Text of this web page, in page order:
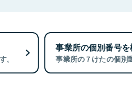
。
事業所の個別番号
事業所の７けたの個別